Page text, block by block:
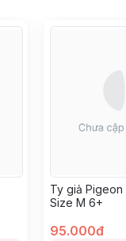
Ty giả Pigeon
Size M 6+
95.000đ